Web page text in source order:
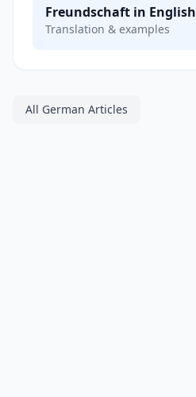
Freundschaft in English
Translation & examples
All German Articles